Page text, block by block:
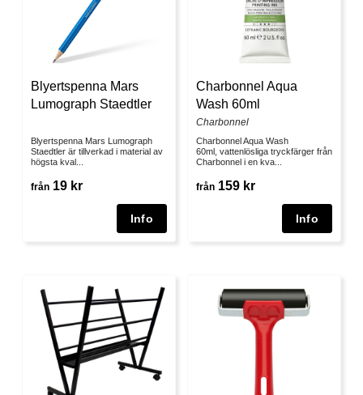
Blyertspenna Mars
Lumograph Staedtler
Blyertspenna Mars Lumograph
Staedtler är tillverkad i material av
högsta kval...
från 19 kr
Charbonnel Aqua
Wash 60ml
Charbonnel
Charbonnel Aqua Wash
60ml, vattenlösliga tryckfärger från
Charbonnel i en kva...
från 159 kr